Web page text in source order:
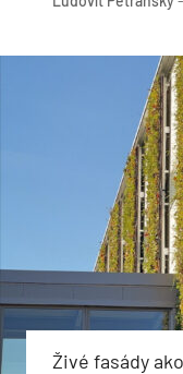
Živé fasády